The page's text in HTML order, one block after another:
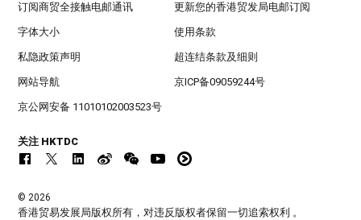
订阅商贸全接触电邮通讯 更新您的香港贸发局电邮订阅
字体大小 使用条款
私隐政策声明 超连结条款及细则
网站导航 京ICP备09059244号
京公网安备 11010102003523号
关注 HKTDC
© 2026
香港贸易发展局版权所有，对违反版权者保留一切追索权利 。